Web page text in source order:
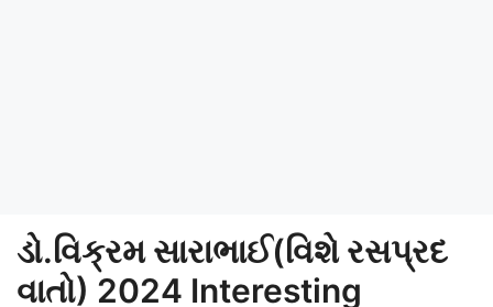
ડો.વિક્રમ સારાભાઈ(વિશે રસપ્રદ
વાતો) 2024 Interesting